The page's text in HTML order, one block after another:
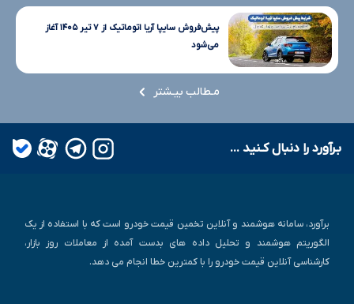
پیش‌فروش سایپا آریا اتوماتیک از ۷ تیر ۱۴۰۵ آغاز
می‌شود
مـطالب بیـشتر
بـرآورد را دنبال کـنید ...
برآورد، سامانه هوشمند و آنلاین تخمین قیمت خودرو است که با استفاده از یک
الگوریتم هوشمند و تحلیل داده های بدست آمده از معاملات روز بازار،
کارشناسی آنلاین قیمت خودرو را با کمترین خطا انجام می دهد.